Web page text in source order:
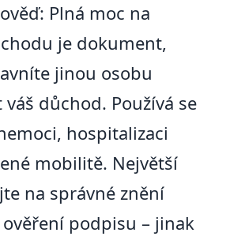
Plná moc na
je dokument,
jinou osobu
důchod. Používá se
hospitalizaci
mobilitě. Největší
na správné znění
podpisu – jinak